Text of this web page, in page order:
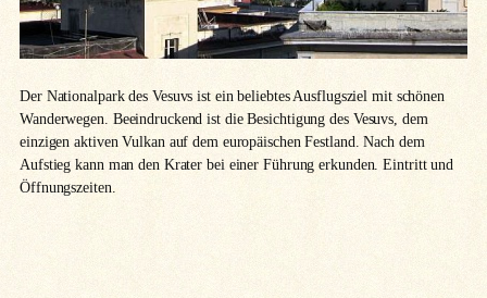
Der Nationalpark des Vesuvs ist ein beliebtes Ausflugsziel mit schönen
Wanderwegen. Beeindruckend ist die Besichtigung des Vesuvs, dem
einzigen aktiven Vulkan auf dem europäischen Festland. Nach dem
Aufstieg kann man den Krater bei einer Führung erkunden. Eintritt und
Öffnungszeiten.